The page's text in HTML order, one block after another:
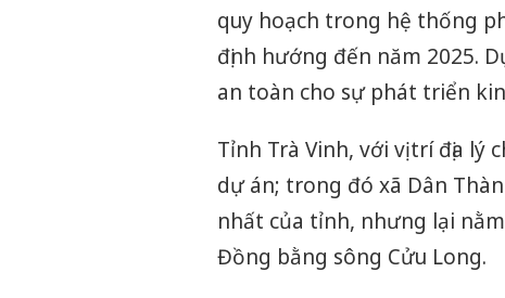
quy hoạch trong hệ thống
định hướng đến năm 2025.
an toàn cho sự phát triển
Tỉnh Trà Vinh, với vị trí địa lý
dự án; trong đó xã Dân
nhất của tỉnh, nhưng lại
Đồng bằng sông Cửu Long.